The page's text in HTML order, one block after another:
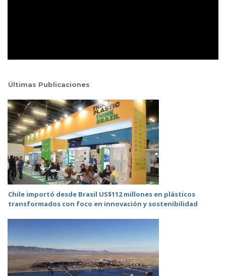
Últimas Publicaciones
Chile importó desde Brasil US$112 millones en plásticos
transformados con foco en innovación y sostenibilidad